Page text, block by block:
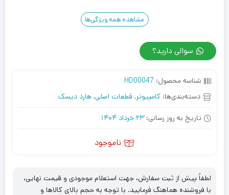
مشاهده همه ویژگی‌ها
سوالی دارید؟
شناسه محصول: HD00047
دسته‌بندی‌ها: کامپیوتر, قطعات اصلی, هارد دیسک
تاریخ به روز رسانی:23 خرداد 1404
ناموجود
لطفاً پیش از ثبت سفارش، جهت استعلام موجودی و قیمت نهایی،
با فروشنده هماهنگ فرمایید. با توجه به حجم بالای کالاها و